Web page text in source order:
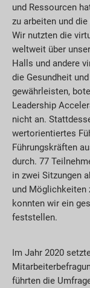
und Ressourcen
zu arbeiten und
Wir nutzten die
weltweit über
Halls und andere
die Gesundheit
gewährleisten,
Leadership
nicht an.
wertorientiertes
Führungskräften
durch. 77
in zwei Sitzungen
und Möglichkeiten
konnten wir ein
feststellen.
Im Jahr 2020
führten die